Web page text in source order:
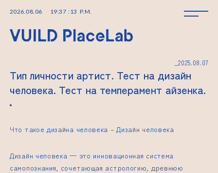
2026.08.06 19:37 :13 P.M.
_2025.08.07
Тип личности артист. Тест на дизайн
человека. Тест на темперамент айзенка.
Что такое дизайна человека –Дизайн человека
Дизайн человека — это инновационная система
самопознания, сочетающая астрологию, древнюю